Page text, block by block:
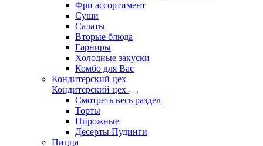
Фри ассортимент
Суши
Салаты
Вторые блюда
Гарниры
Холодные закуски
Комбо для Вас
Кондитерский цех
Кондитерский цех
Смотреть весь раздел
Торты
Пирожные
Десерты Пудинги
Пицца